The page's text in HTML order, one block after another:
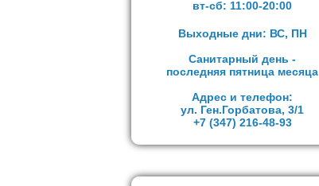
вт-сб: 11:00-20:00
Выходные дни: ВС, ПН
Санитарный день -
последняя пятница месяца
Адрес и телефон:
ул. Ген.Горбатова, 3/1
+7 (347) 216-48-93